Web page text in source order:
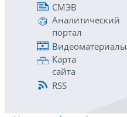
СМЭВ
Аналитический
портал
Видеоматериалы
Карта
сайта
RSS